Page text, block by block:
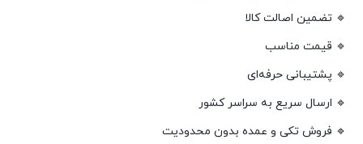
🔹 تضمین اصالت کالا
🔹 قیمت مناسب
🔹 پشتیبانی حرفه‌ای
🔹 ارسال سریع به سراسر کشور
🔹 فروش تکی و عمده بدون محدودیت